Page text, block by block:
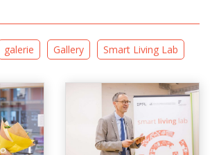
galerie Gallery Smart Living Lab